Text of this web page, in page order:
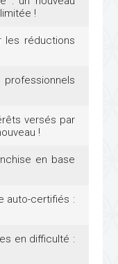
!
réductions
versés par
!
en base
auto-certifiés :
en difficulté :